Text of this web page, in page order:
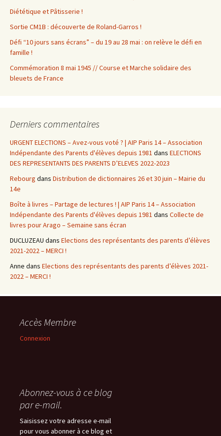
Diététique et Pâtisserie !
Sortie CM1B : découverte de Roland-Garros !
Défi “10 jours sans écrans” – du 19 au 28 mai : on relève le défi en
famille !
Commémoration 8 mai 1945 // Course et Marche solidaire des
bleuets de France
Derniers commentaires
URGENT ELECTIONS – Avez-vous voté ? | AIP Paris 14 – Association
Indépendante des Parents d'élèves depuis 1981 dans ELECTIONS
DES REPRESENTANTS DES PARENTS D’ELEVES 2022-2023
Rebourg dans Distribution de dictionnaires 26 et 30 juin – Mairie du
14e
Boîte à livres – Partage de lectures ! | AIP Paris 14 – Association
Indépendante des Parents d'élèves depuis 1981 dans Collecte de
livres pour Arago – Semaine sans écran
DUCLUZEAU dans Elections des représentants des parents d’élèves
2021-2022 – MERCI !
Anne dans Elections des représentants des parents d’élèves 2021-
2022 – MERCI !
Accès Membre
Connexion
Abonnez-vous à ce blog
par e-mail.
Saisissez votre adresse e-mail
pour vous abonner à ce blog et